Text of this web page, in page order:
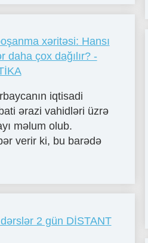
xəritəsi: Hansı
daha çox dağılır? -
iqtisadi
ərazi vahidləri üzrə
məlum olub.
verir ki, bu barədə
2 gün DİSTANT